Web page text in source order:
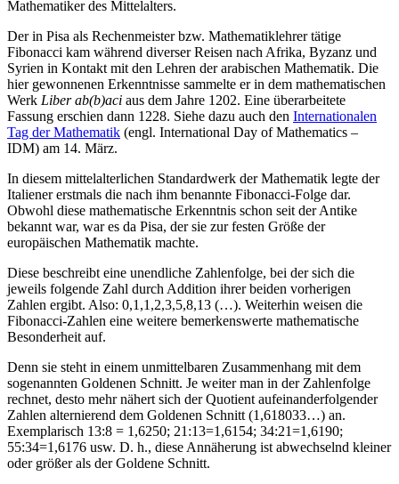
Mathematiker des Mittelalters.
Der in Pisa als Rechenmeister bzw. Mathematiklehrer tätige
Fibonacci kam während diverser Reisen nach Afrika, Byzanz und
Syrien in Kontakt mit den Lehren der arabischen Mathematik. Die
hier gewonnenen Erkenntnisse sammelte er in dem mathematischen
Werk Liber ab(b)aci aus dem Jahre 1202. Eine überarbeitete
Fassung erschien dann 1228. Siehe dazu auch den Internationalen
Tag der Mathematik (engl. International Day of Mathematics –
IDM) am 14. März.
In diesem mittelalterlichen Standardwerk der Mathematik legte der
Italiener erstmals die nach ihm benannte Fibonacci-Folge dar.
Obwohl diese mathematische Erkenntnis schon seit der Antike
bekannt war, war es da Pisa, der sie zur festen Größe der
europäischen Mathematik machte.
Diese beschreibt eine unendliche Zahlenfolge, bei der sich die
jeweils folgende Zahl durch Addition ihrer beiden vorherigen
Zahlen ergibt. Also: 0,1,1,2,3,5,8,13 (…). Weiterhin weisen die
Fibonacci-Zahlen eine weitere bemerkenswerte mathematische
Besonderheit auf.
Denn sie steht in einem unmittelbaren Zusammenhang mit dem
sogenannten Goldenen Schnitt. Je weiter man in der Zahlenfolge
rechnet, desto mehr nähert sich der Quotient aufeinanderfolgender
Zahlen alternierend dem Goldenen Schnitt (1,618033…) an.
Exemplarisch 13:8 = 1,6250; 21:13=1,6154; 34:21=1,6190;
55:34=1,6176 usw. D. h., diese Annäherung ist abwechselnd kleiner
oder größer als der Goldene Schnitt.